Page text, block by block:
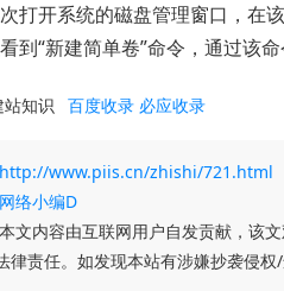
打开系统的磁盘管理窗口，在
到“新建简单卷”命令，通过该
站知识 百度收录 必应收录
http://www.piis.cn/zhishi/721.html
网络小编D
本文内容由互联网用户自发贡献，该
律责任。如发现本站有涉嫌抄袭侵权